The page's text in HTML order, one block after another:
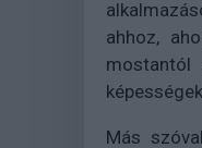
ahhoz,
mostantól
Más